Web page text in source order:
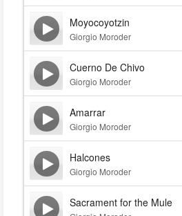
Moyocoyotzin
Giorgio Moroder
Cuerno De Chivo
Giorgio Moroder
Amarrar
Giorgio Moroder
Halcones
Giorgio Moroder
Sacrament for the Mule